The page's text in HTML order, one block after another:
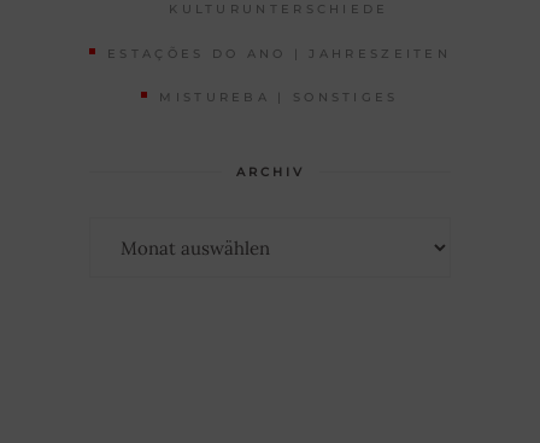
KULTURUNTERSCHIEDE
ESTAÇÕES DO ANO | JAHRESZEITEN
MISTUREBA | SONSTIGES
ARCHIV